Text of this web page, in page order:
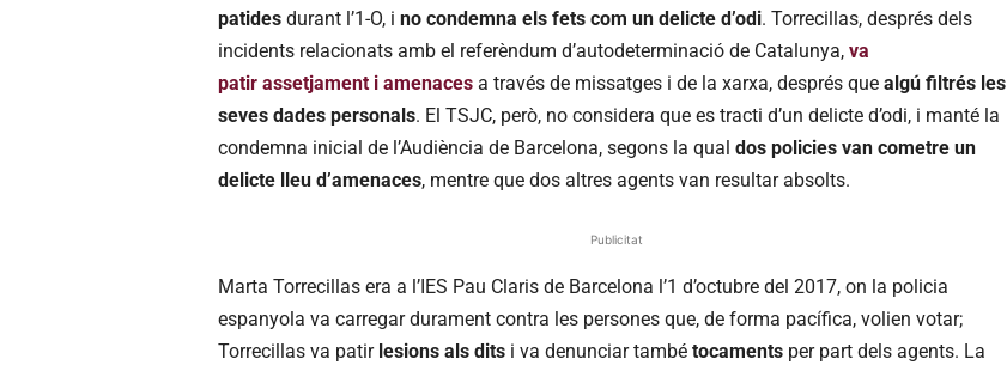
patides durant l’1-O, i no condemna els fets com un delicte d’odi. Torrecillas, després dels
incidents relacionats amb el referèndum d’autodeterminació de Catalunya, va
patir assetjament i amenaces a través de missatges i de la xarxa, després que algú filtrés les
seves dades personals. El TSJC, però, no considera que es tracti d’un delicte d’odi, i manté la
condemna inicial de l’Audiència de Barcelona, segons la qual dos policies van cometre un
delicte lleu d’amenaces, mentre que dos altres agents van resultar absolts.
Publicitat
Marta Torrecillas era a l’IES Pau Claris de Barcelona l’1 d’octubre del 2017, on la policia
espanyola va carregar durament contra les persones que, de forma pacífica, volien votar;
Torrecillas va patir lesions als dits i va denunciar també tocaments per part dels agents. La